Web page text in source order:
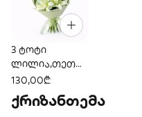
3 ტოტი
ლილია,თეთრ
ი
130,00₾
ქრიზანთემა